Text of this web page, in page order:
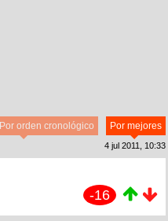
Por mejores
Por orden cronológico
4 jul 2011, 10:33
-16